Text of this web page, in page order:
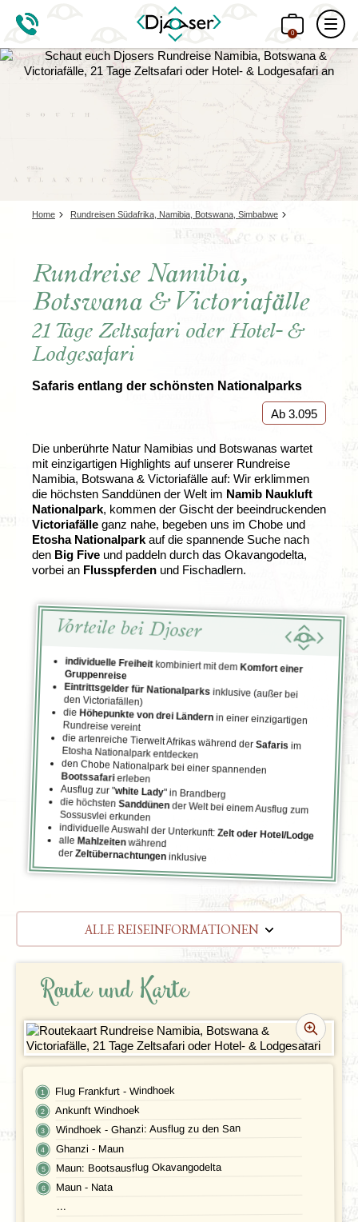
0
Home Rundreisen Südafrika, Namibia, Botswana, Simbabwe
Rundreise Namibia,
Botswana & Victoriafälle
21 Tage Zeltsafari oder Hotel- &
Lodgesafari
Safaris entlang der schönsten Nationalparks
Ab 3.095
Die unberührte Natur Namibias und Botswanas wartet
mit einzigartigen Highlights auf unserer Rundreise
Namibia, Botswana & Victoriafälle auf: Wir erklimmen
die höchsten Sanddünen der Welt im Namib Naukluft
Nationalpark, kommen der Gischt der beeindruckenden
Victoriafälle ganz nahe, begeben uns im Chobe und
Etosha Nationalpark auf die spannende Suche nach
den Big Five und paddeln durch das Okavangodelta,
vorbei an Flusspferden und Fischadlern.
Vorteile bei Djoser
individuelle Freiheitkombiniert mit demKomfort einer
Gruppenreise
Eintrittsgelder für Nationalparksinklusive (außer bei
den Victoriafällen)
dieHöhepunkte von drei Ländernin einer einzigartigen
Rundreise vereint
die artenreiche Tierwelt Afrikas während derSafaris im
Etosha Nationalpark entdecken
den Chobe Nationalpark bei einer spannenden
Bootssafarierleben
Ausflug zur "white Lady" in Brandberg
die höchstenSanddünender Welt bei einem Ausflug zum
Sossusvlei erkunden
individuelle Auswahl der Unterkunft:Zelt oder Hotel/Lodge
alle Mahlzeitenwährend
derZeltübernachtungeninklusive
ALLE REISEINFORMATIONEN
REISEVERLAUF
TERMINE | PREISE
REZENSIONEN
PRAKTISCHE INFOS
Fluginformationen
Transport
FOTOS UND VIDEOS
BUCHEN
Route und Karte
Flug Frankfurt - Windhoek
Ankunft Windhoek
Windhoek - Ghanzi: Ausflug zu den San
Ghanzi - Maun
Maun: Bootsausflug Okavangodelta
Maun - Nata
...